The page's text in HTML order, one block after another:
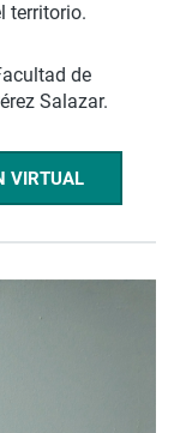
territorio.
de
Salazar.
VIRTUAL